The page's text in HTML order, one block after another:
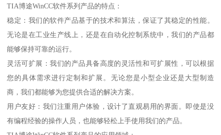
TIA博途WinCC软件系列产品的特点：
稳定：我们的软件产品基于的技术和算法，保证了其稳定的性能。
无论是在工业生产线上，还是在自动化控制系统中，我们的产品都
能够保持可靠的运行。
灵活可扩展：我们的产品具备高度的灵活性和可扩展性，可以根据
您的具体需求进行定制和扩展。无论您是小型企业还是大型制造
商，我们都能够为您提供合适的解决方案。
用户友好：我们注重用户体验，设计了直观易用的界面。即使是没
有编程经验的操作人员，也能够轻松上手使用我们的产品。